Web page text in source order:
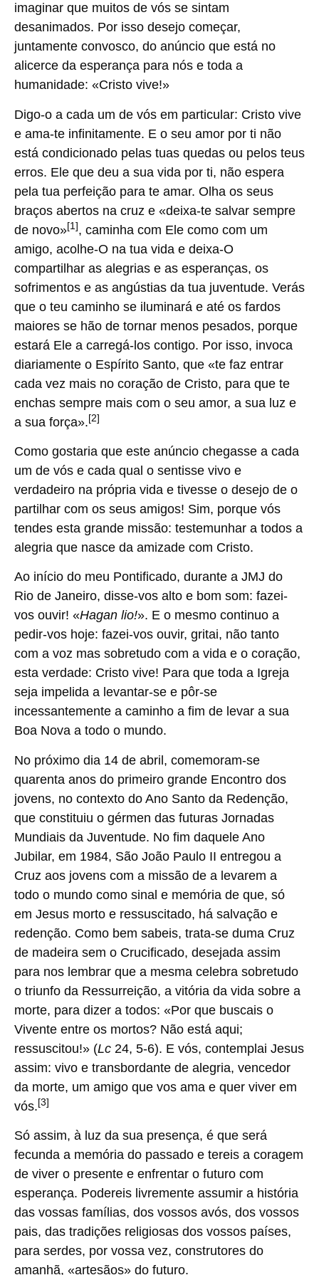
imaginar que muitos de vós se sintam
desanimados. Por isso desejo começar,
juntamente convosco, do anúncio que está no
alicerce da esperança para nós e toda a
humanidade: «Cristo vive!»
Digo-o a cada um de vós em particular: Cristo vive
e ama-te infinitamente. E o seu amor por ti não
está condicionado pelas tuas quedas ou pelos teus
erros. Ele que deu a sua vida por ti, não espera
pela tua perfeição para te amar. Olha os seus
braços abertos na cruz e «deixa-te salvar sempre
de novo»[1] , caminha com Ele como com um
amigo, acolhe-O na tua vida e deixa-O
compartilhar as alegrias e as esperanças, os
sofrimentos e as angústias da tua juventude. Verás
que o teu caminho se iluminará e até os fardos
maiores se hão de tornar menos pesados, porque
estará Ele a carregá-los contigo. Por isso, invoca
diariamente o Espírito Santo, que «te faz entrar
cada vez mais no coração de Cristo, para que te
enchas sempre mais com o seu amor, a sua luz e
a sua força». [2]
Como gostaria que este anúncio chegasse a cada
um de vós e cada qual o sentisse vivo e
verdadeiro na própria vida e tivesse o desejo de o
partilhar com os seus amigos! Sim, porque vós
tendes esta grande missão: testemunhar a todos a
alegria que nasce da amizade com Cristo.
Ao início do meu Pontificado, durante a JMJ do
Rio de Janeiro, disse-vos alto e bom som: fazei-
vos ouvir! «Hagan lio!». E o mesmo continuo a
pedir-vos hoje: fazei-vos ouvir, gritai, não tanto
com a voz mas sobretudo com a vida e o coração,
esta verdade: Cristo vive! Para que toda a Igreja
seja impelida a levantar-se e pôr-se
incessantemente a caminho a fim de levar a sua
Boa Nova a todo o mundo.
No próximo dia 14 de abril, comemoram-se
quarenta anos do primeiro grande Encontro dos
jovens, no contexto do Ano Santo da Redenção,
que constituiu o gérmen das futuras Jornadas
Mundiais da Juventude. No fim daquele Ano
Jubilar, em 1984, São João Paulo II entregou a
Cruz aos jovens com a missão de a levarem a
todo o mundo como sinal e memória de que, só
em Jesus morto e ressuscitado, há salvação e
redenção. Como bem sabeis, trata-se duma Cruz
de madeira sem o Crucificado, desejada assim
para nos lembrar que a mesma celebra sobretudo
o triunfo da Ressurreição, a vitória da vida sobre a
morte, para dizer a todos: «Por que buscais o
Vivente entre os mortos? Não está aqui;
ressuscitou!» (Lc 24, 5-6). E vós, contemplai Jesus
assim: vivo e transbordante de alegria, vencedor
da morte, um amigo que vos ama e quer viver em
vós. [3]
Só assim, à luz da sua presença, é que será
fecunda a memória do passado e tereis a coragem
de viver o presente e enfrentar o futuro com
esperança. Podereis livremente assumir a história
das vossas famílias, dos vossos avós, dos vossos
pais, das tradições religiosas dos vossos países,
para serdes, por vossa vez, construtores do
amanhã, «artesãos» do futuro.